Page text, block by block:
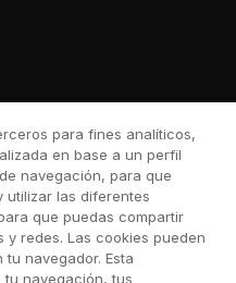
para fines analíticos,
en base a un perfil
navegación, para que
utilizar las diferentes
que puedas compartir
redes. Las cookies pueden
navegador. Esta
navegación, tus